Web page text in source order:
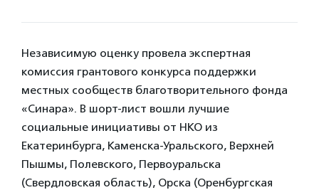
Независимую оценку провела экспертная
комиссия грантового конкурса поддержки
местных сообществ благотворительного фонда
«Синара». В шорт-лист вошли лучшие
социальные инициативы от НКО из
Екатеринбурга, Каменска-Уральского, Верхней
Пышмы, Полевского, Первоуральска
(Свердловская область), Орска (Оренбургская